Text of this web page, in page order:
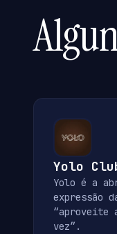
Yolo
Yolo é a
expressão
“aproveite
vez”.